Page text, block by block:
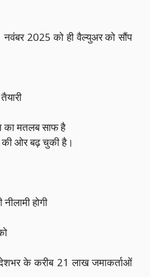
नवंबर 2025 को ही वैल्युअर को सौंप
का मतलब साफ है
ओर बढ़ चुकी है।
होगी
देशभर के करीब 21 लाख जमाकर्ताओं